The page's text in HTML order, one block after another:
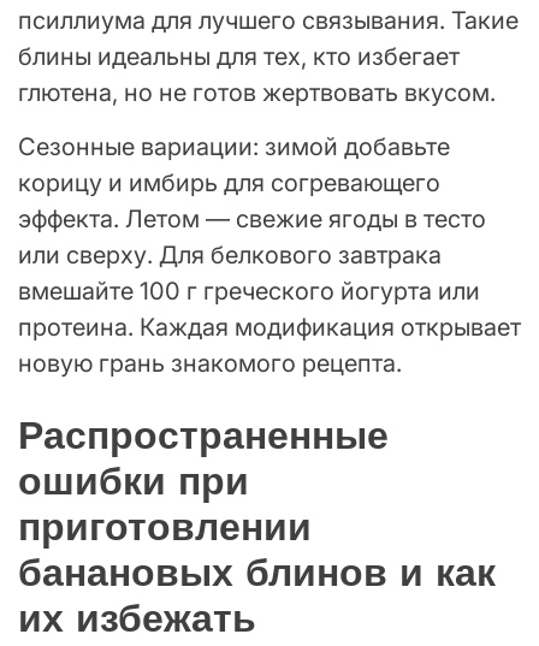
псиллиума для лучшего связывания. Такие
блины идеальны для тех, кто избегает
глютена, но не готов жертвовать вкусом.
Сезонные вариации: зимой добавьте
корицу и имбирь для согревающего
эффекта. Летом — свежие ягоды в тесто
или сверху. Для белкового завтрака
вмешайте 100 г греческого йогурта или
протеина. Каждая модификация открывает
новую грань знакомого рецепта.
Распространенные
ошибки при
приготовлении
банановых блинов и как
их избежать